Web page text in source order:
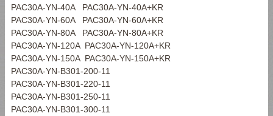
PAC30A-YN-40A PAC30A-YN-40A+KR
PAC30A-YN-60A PAC30A-YN-60A+KR
PAC30A-YN-80A PAC30A-YN-80A+KR
PAC30A-YN-120A PAC30A-YN-120A+KR
PAC30A-YN-150A PAC30A-YN-150A+KR
PAC30A-YN-B301-200-11
PAC30A-YN-B301-220-11
PAC30A-YN-B301-250-11
PAC30A-YN-B301-300-11